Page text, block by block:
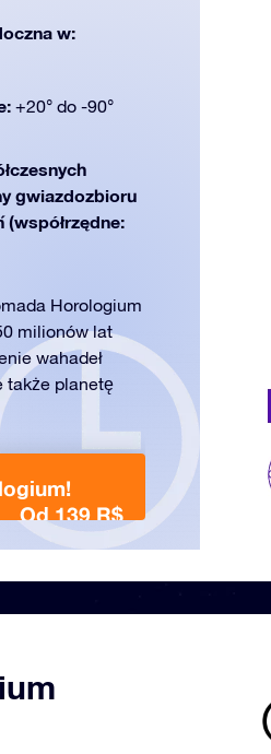
w:
+20° do -90°
gwiazdozbioru
Horologium
milionów lat
wahadeł
także planetę
Od 139 R$